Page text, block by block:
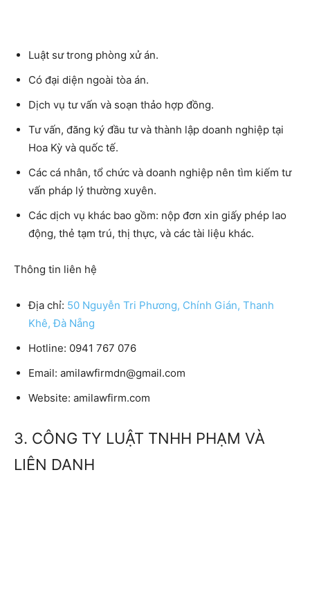
Luật sư trong phòng xử án.
Có đại diện ngoài tòa án.
Dịch vụ tư vấn và soạn thảo hợp đồng.
Tư vấn, đăng ký đầu tư và thành lập doanh nghiệp tại
Hoa Kỳ và quốc tế.
Các cá nhân, tổ chức và doanh nghiệp nên tìm kiếm tư
vấn pháp lý thường xuyên.
Các dịch vụ khác bao gồm: nộp đơn xin giấy phép lao
động, thẻ tạm trú, thị thực, và các tài liệu khác.
Thông tin liên hệ
Địa chỉ: 50 Nguyễn Tri Phương, Chính Gián, Thanh
Khê, Đà Nẵng
Hotline: 0941 767 076
Email: amilawfirmdn@gmail.com
Website: amilawfirm.com
3. CÔNG TY LUẬT TNHH PHẠM VÀ
LIÊN DANH